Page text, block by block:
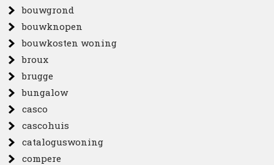
bouwgrond
bouwknopen
bouwkosten woning
broux
brugge
bungalow
casco
cascohuis
cataloguswoning
compere